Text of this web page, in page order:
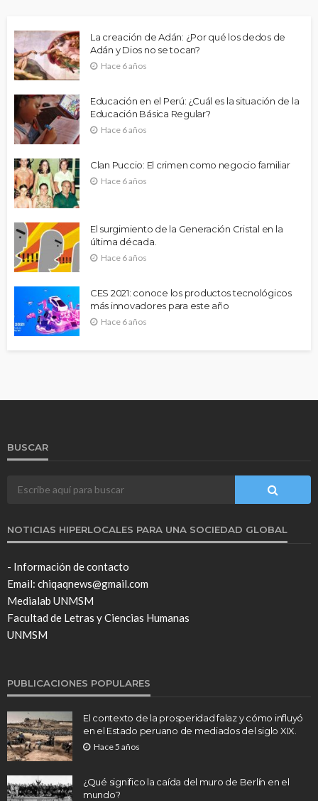
La creación de Adán: ¿Por qué los dedos de
Adán y Dios no se tocan?
Hace 6 años
Educación en el Perú: ¿Cuál es la situación de la
Educación Básica Regular?
Hace 6 años
Clan Puccio: El crimen como negocio familiar
Hace 6 años
El surgimiento de la Generación Cristal en la
última década.
Hace 6 años
CES 2021: conoce los productos tecnológicos
más innovadores para este año
Hace 6 años
BUSCAR
NOTICIAS HIPERLOCALES PARA UNA SOCIEDAD GLOBAL
- Información de contacto
Email: chiqaqnews@gmail.com
Medialab UNMSM
Facultad de Letras y Ciencias Humanas
UNMSM
PUBLICACIONES POPULARES
El contexto de la prosperidad falaz y cómo influyó
en el Estado peruano de mediados del siglo XIX.
Hace 5 años
¿Qué significo la caída del muro de Berlín en el
mundo?